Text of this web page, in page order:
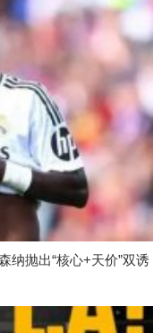
纳抛出“核心+天价”双诱